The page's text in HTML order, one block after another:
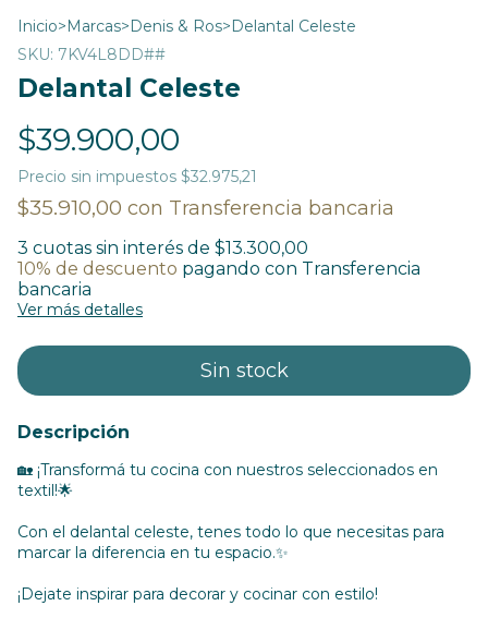
Inicio>Marcas>Denis & Ros>Delantal Celeste
SKU: 7KV4L8DD##
Delantal Celeste
$39.900,00
Precio sin impuestos $32.975,21
$35.910,00 con Transferencia bancaria
3 cuotas sin interés de $13.300,00
10% de descuento pagando con Transferencia
bancaria
Ver más detalles
Descripción
🏡 ¡Transformá tu cocina con nuestros seleccionados en
textil!🌟 ⁣
Con el delantal celeste, tenes todo lo que necesitas para
marcar la diferencia en tu espacio.✨⁣
¡Dejate inspirar para decorar y cocinar con estilo! ⁣